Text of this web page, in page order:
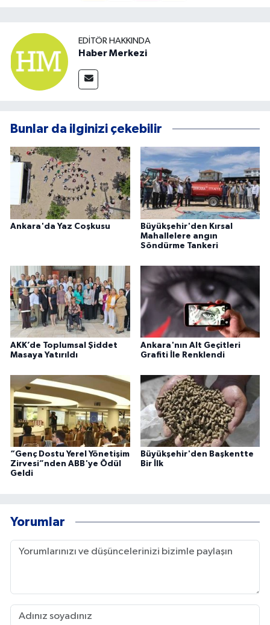
EDITÖR HAKKINDA
Haber Merkezi
Bunlar da ilginizi çekebilir
Ankara'da Yaz Coşkusu
Büyükşehir'den Kırsal
Mahallelere angın
Söndürme Tankeri
AKK’de Toplumsal Şiddet
Masaya Yatırıldı
Ankara'nın Alt Geçitleri
Grafiti İle Renklendi
“Genç Dostu Yerel Yönetişim
Zirvesi”nden ABB'ye Ödül
Geldi
Büyükşehir'den Başkentte
Bir İlk
Yorumlar